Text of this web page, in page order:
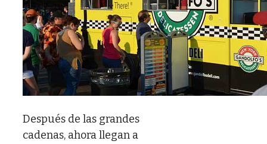
Después de las grandes
cadenas, ahora llegan a